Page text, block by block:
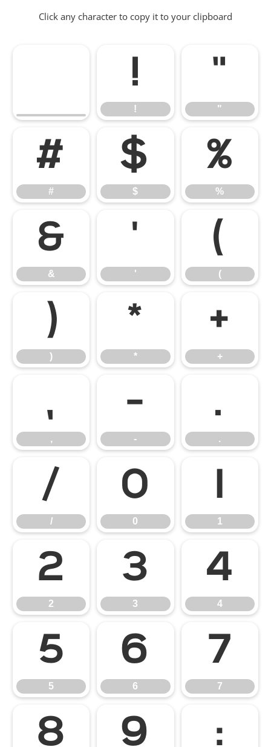
Click any character to copy it to your clipboard
!
!
"
"
#
#
$
$
%
%
&
&
'
'
(
(
)
)
*
*
+
+
,
,
-
-
.
.
/
/
0
0
1
1
2
2
3
3
4
4
5
5
6
6
7
7
8 9 :